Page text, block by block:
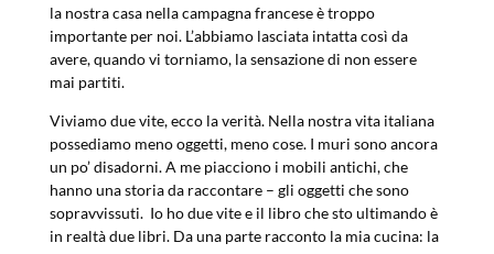
la nostra casa nella campagna francese è troppo
importante per noi. L’abbiamo lasciata intatta così da
avere, quando vi torniamo, la sensazione di non essere
mai partiti.
Viviamo due vite, ecco la verità. Nella nostra vita italiana
possediamo meno oggetti, meno cose. I muri sono ancora
un po’ disadorni. A me piacciono i mobili antichi, che
hanno una storia da raccontare – gli oggetti che sono
sopravvissuti. Io ho due vite e il libro che sto ultimando è
in realtà due libri. Da una parte racconto la mia cucina: la